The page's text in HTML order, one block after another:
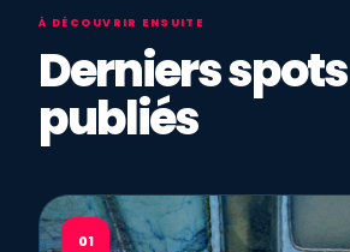
À DÉCOUVRIR ENSUITE
Derniers spots
publiés
01